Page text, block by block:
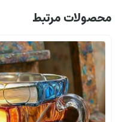
محصولات مرتبط